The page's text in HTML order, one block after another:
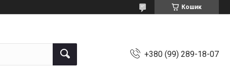
Кошик
+380 (99) 289-18-07